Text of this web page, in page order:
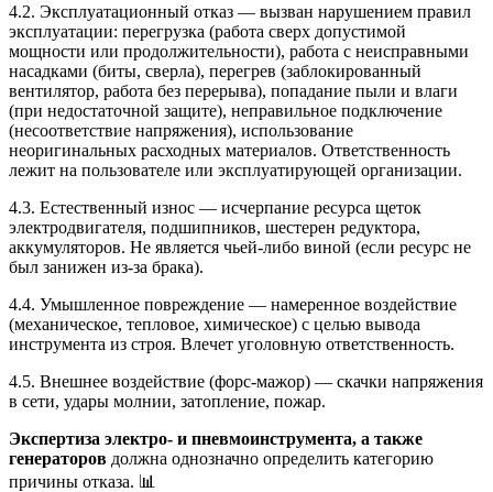
4.2. Эксплуатационный отказ — вызван нарушением правил
эксплуатации: перегрузка (работа сверх допустимой
мощности или продолжительности), работа с неисправными
насадками (биты, сверла), перегрев (заблокированный
вентилятор, работа без перерыва), попадание пыли и влаги
(при недостаточной защите), неправильное подключение
(несоответствие напряжения), использование
неоригинальных расходных материалов. Ответственность
лежит на пользователе или эксплуатирующей организации.
4.3. Естественный износ — исчерпание ресурса щеток
электродвигателя, подшипников, шестерен редуктора,
аккумуляторов. Не является чьей-либо виной (если ресурс не
был занижен из-за брака).
4.4. Умышленное повреждение — намеренное воздействие
(механическое, тепловое, химическое) с целью вывода
инструмента из строя. Влечет уголовную ответственность.
4.5. Внешнее воздействие (форс-мажор) — скачки напряжения
в сети, удары молнии, затопление, пожар.
Экспертиза электро- и пневмоинструмента, а также
генераторов должна однозначно определить категорию
причины отказа. 📊